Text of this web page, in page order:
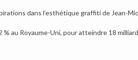
dans l’esthétique graffiti de Jean-
au Royaume-Uni, pour atteindre 18